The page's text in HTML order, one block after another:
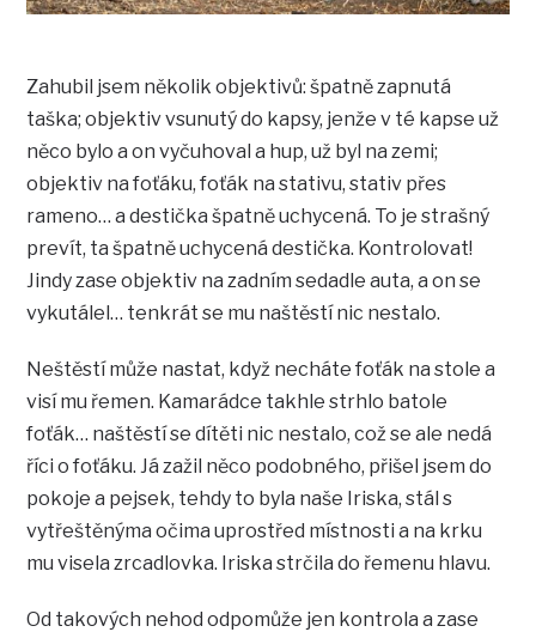
Zahubil jsem několik objektivů: špatně zapnutá
taška; objektiv vsunutý do kapsy, jenže v té kapse už
něco bylo a on vyčuhoval a hup, už byl na zemi;
objektiv na foťáku, foťák na stativu, stativ přes
rameno… a destička špatně uchycená. To je strašný
prevít, ta špatně uchycená destička. Kontrolovat!
Jindy zase objektiv na zadním sedadle auta, a on se
vykutálel… tenkrát se mu naštěstí nic nestalo.
Neštěstí může nastat, když necháte foťák na stole a
visí mu řemen. Kamarádce takhle strhlo batole
foťák… naštěstí se dítěti nic nestalo, což se ale nedá
říci o foťáku. Já zažil něco podobného, přišel jsem do
pokoje a pejsek, tehdy to byla naše Iriska, stál s
vytřeštěnýma očima uprostřed místnosti a na krku
mu visela zrcadlovka. Iriska strčila do řemenu hlavu.
Od takových nehod odpomůže jen kontrola a zase